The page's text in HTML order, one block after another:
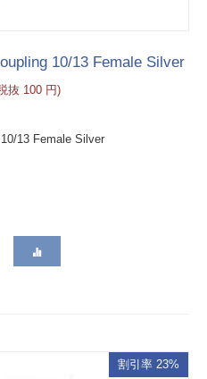
10/13 Female Silver
抜 100 円)
13 Female Silver
割引率 23%